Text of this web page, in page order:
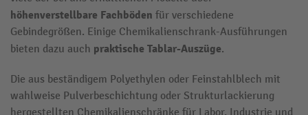
höhenverstellbare Fachböden für verschiedene
Gebindegrößen. Einige Chemikalienschrank-Ausführungen
bieten dazu auch praktische Tablar-Auszüge.
Die aus beständigem Polyethylen oder Feinstahlblech mit
wahlweise Pulverbeschichtung oder Strukturlackierung